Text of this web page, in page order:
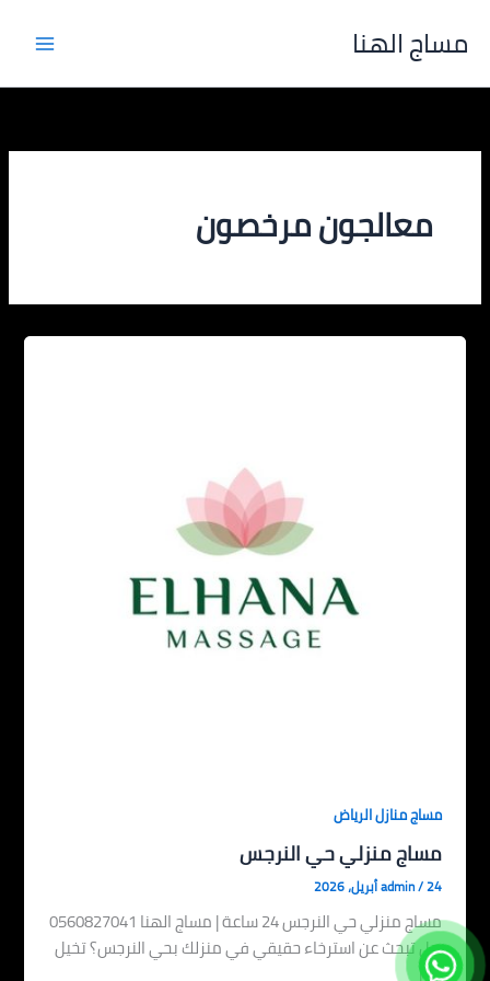
مساج الهنا
معالجون مرخصون
مساج منازل الرياض
مساج منزلي حي النرجس
admin/24 أبريل، 2026
مساج منزلي حي النرجس 24 ساعة | مساج الهنا 0560827041
هل تبحث عن استرخاء حقيقي في منزلك بحي النرجس؟ تخيل
[…]